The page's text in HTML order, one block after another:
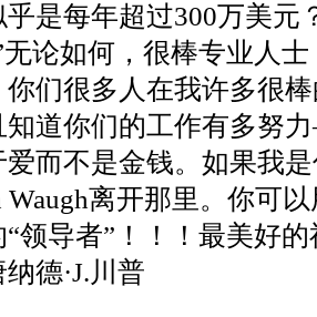
乎是每年超过300万美元
无论如何，很棒专业人
们很多人在我许多很
道你们的工作有多努力
爱而不是金钱。如果我
Waugh离开那里。你可
“领导者” ！！！最美好
纳德·J.川普